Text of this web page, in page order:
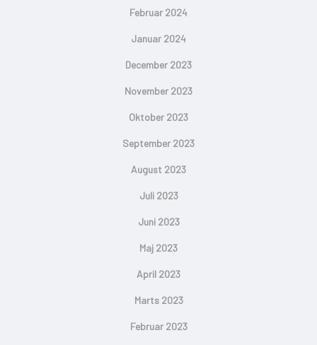
Februar 2024
Januar 2024
December 2023
November 2023
Oktober 2023
September 2023
August 2023
Juli 2023
Juni 2023
Maj 2023
April 2023
Marts 2023
Februar 2023